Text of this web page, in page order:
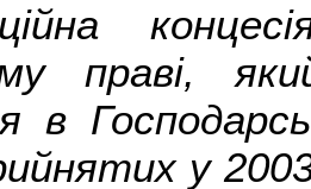
праві,
в
у